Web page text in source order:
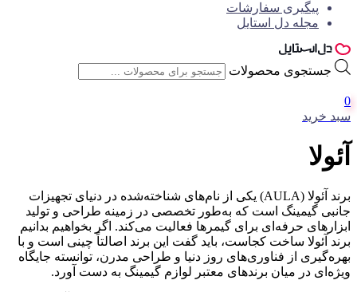
پیگیری سفارشات
مجله دل استایل
جستجوی محصولات
0
سبد خرید
آئولا
برند آئولا (AULA) یکی از نام‌های شناخته‌شده در دنیای تجهیزات
جانبی گیمینگ است که به‌طور تخصصی در زمینه طراحی و تولید
ابزارهای حرفه‌ای برای گیمرها فعالیت می‌کند. اگر بخواهیم بدانیم
برند آئولا ساخت کجاست، باید گفت این برند اصالتاً چینی است و با
بهره‌گیری از فناوری‌های روز دنیا و طراحی مدرن، توانسته جایگاه
ویژه‌ای در میان برندهای معتبر لوازم گیمینگ به دست آورد.